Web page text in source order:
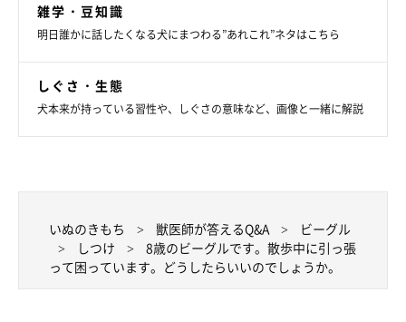
雑学・豆知識
明日誰かに話したくなる犬にまつわる”あれこれ”ネタはこちら
しぐさ・生態
犬本来が持っている習性や、しぐさの意味など、画像と一緒に解説
いぬのきもち 獣医師が答えるQ&A
ビーグル
しつけ
8歳のビーグルです。散歩中に引っ張
って困っています。どうしたらいいのでしょうか。